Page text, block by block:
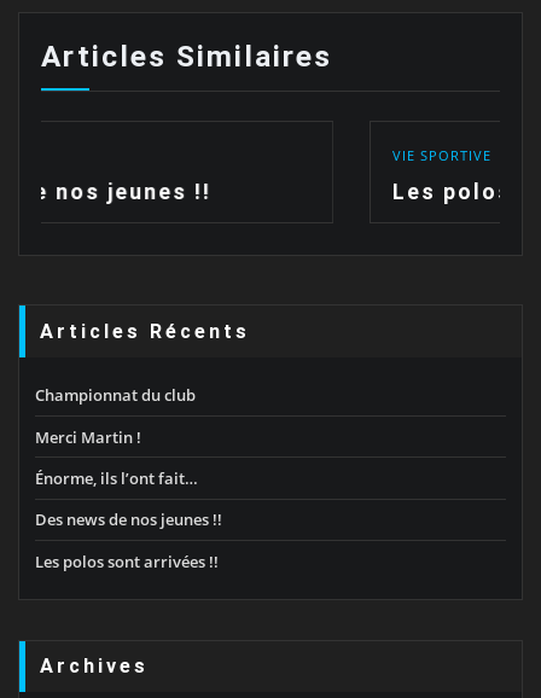
Articles Similaires
Les polos sont arrivées !!
Articles Récents
Championnat du club
Merci Martin !
Énorme, ils l’ont fait…
Des news de nos jeunes !!
Les polos sont arrivées !!
Archives